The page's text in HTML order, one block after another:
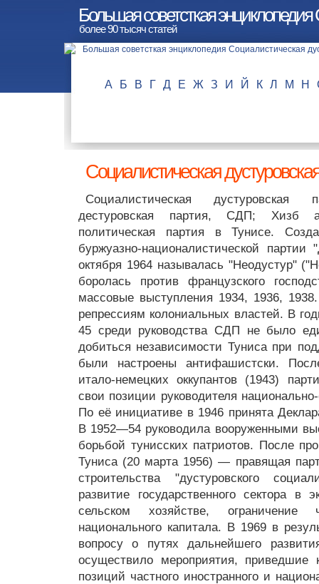
Большая советсткая
более 90 тысяч статей
А Б В Г Д Е Ж З И Й К Л М Н
Социалистическая
Социалистическая дустуровская
дестуровская партия, СДП; Хизб
политическая партия в Тунисе.
буржуазно-националистической
октября 1964 называлась "Неодустур"
боролась против французского
массовые выступления 1934, 1936,
репрессиям колониальных властей. В
45 среди руководства СДП не было
добиться независимости Туниса при
были настроены антифашистски.
итало-немецких оккупантов (1943)
свои позиции руководителя
По её инициативе в 1946 принята
В 1952—54 руководила вооруженными
борьбой тунисских патриотов. После
Туниса (20 марта 1956) — правящая
строительства "дустуровского
развитие государственного сектора в
сельском хозяйстве, ограничение
национального капитала. В 1969 в
вопросу о путях дальнейшего
осуществило мероприятия, приведшие
позиций частного иностранного и